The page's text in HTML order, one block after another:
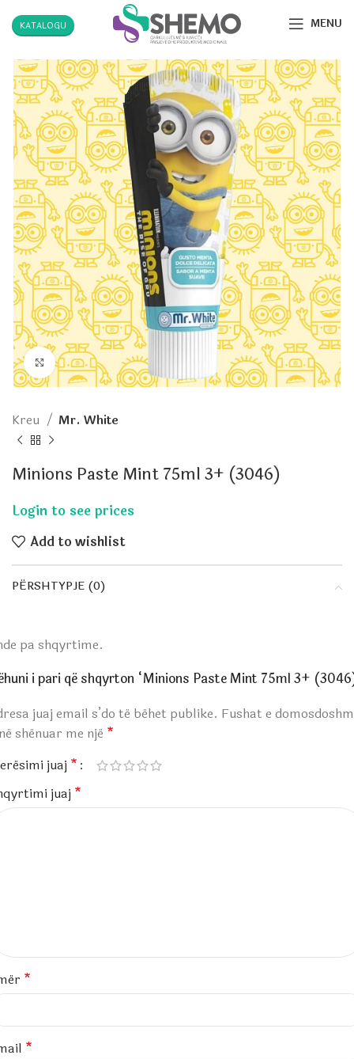
KATALOGU MENU
Click to enlarge
Kreu Mr. White
Minions Paste Mint 75ml 3+ (3046)
Add to wishlist
PËRSHTYPJE (0)
pa shqyrtime.
i pari që shqyrton “Minions Paste Mint 75ml 3+
juaj email s’do të bëhet publike. Fushat e
shënuar me një *
juaj *
juaj *
*
*